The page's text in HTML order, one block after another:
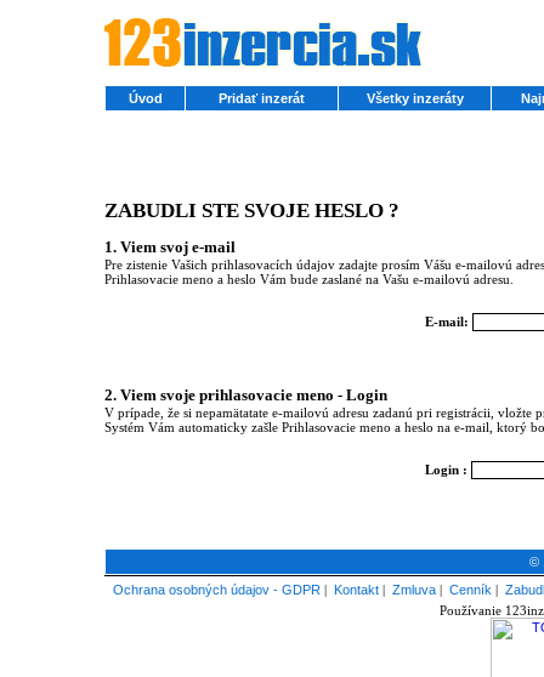
Úvod Pridať inzerát Všetky inzeráty
ZABUDLI STE SVOJE HESLO ?
1. Viem svoj e-mail
Pre zistenie Vašich prihlasovacích údajov zadajte prosím Vášu e-mailovú
Prihlasovacie meno a heslo Vám bude zaslané na Vašu e-mailovú adresu.
E-mail:
2. Viem svoje prihlasovacie meno - Login
V prípade, že si nepamätatate e-mailovú adresu zadanú pri registrácii, vložte
Systém Vám automaticky zašle Prihlasovacie meno a heslo na e-mail, ktorý
Login :
©
Ochrana osobných údajov - GDPR | Kontakt | Zmluva | Cenník |
Používanie